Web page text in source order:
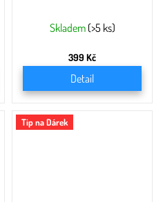
Skladem (>5 ks)
399 Kč
Detail
Tip na Dárek